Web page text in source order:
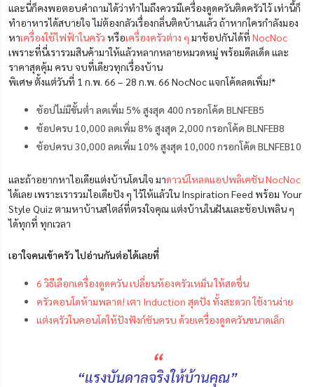
และนี่ก็คงพอตอบคำถามได้ว่าทำไมถึงควรมีเครื่องดูดควันติดครัวไว้ เท่านี้ก็
ทำอาหารได้สบายใจ ไม่ต้องกลัวเรื่องกลิ่นติดบ้านแล้ว ถ้าหากใครกำลังมอง
หาเครื่องใช้ไฟฟ้าในครัว หรือเครื่องครัวต่าง ๆ มาช้อปกันได้ที่ NocNoc
เพราะที่นี่เรารวมสินค้ามาให้แล้วหลากหลายหมวดหมู่ พร้อมดีลเด็ด และ
ราคาสุดคุ้ม ครบ จบที่เดียวทุกเรื่องบ้าน
พิเศษ ตั้งแต่วันที่ 1 ก.พ. 66 – 28 ก.พ. 66 NocNoc แจกโค้ดลดเพิ่ม!*
ช้อปไม่มีขั้นต่ำ ลดเพิ่ม 5% สูงสุด 400 กรอกโค้ด BLNFEB5
ช้อปครบ 10,000 ลดเพิ่ม 8% สูงสุด 2,000 กรอกโค้ด BLNFEB8
ช้อปครบ 30,000 ลดเพิ่ม 10% สูงสุด 10,000 กรอกโค้ด BLNFEB10
และถ้าอยากหาไอเดียแต่งบ้านโดนใจ มาดาวน์โหลดแอปพลิเคชัน NocNoc
ได้เลย เพราะเรารวมไอเดียปัง ๆ ไว้ให้แล้วใน Inspiration Feed พร้อม Your
Style Quiz ตามหาบ้านสไตล์ที่ตรงใจคุณ แต่งบ้านในฝันและช้อปเพลิน ๆ
ได้ทุกที่ ทุกเวลา
เอาใจคนเข้าครัว ไปอ่านกันต่อได้เลยที่
6 วิธีเลือกเครื่องดูดควัน เปลี่ยนห้องครัวเหม็น ให้สดชื่น
ครัวคอนโดห้ามพลาด! เตา Induction สุดปัง ทั้งสะดวก ใช้งานง่าย
แต่งครัวในคอนโดให้ปังฟังก์ชันครบ ด้วยเครื่องดูดควันขนาดเล็ก
“
“แรงบันดาลจริงให้บ้านคุณ”